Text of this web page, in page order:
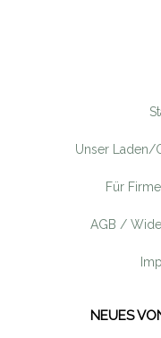
Unser Laden/
Für
AGB /
NEUES